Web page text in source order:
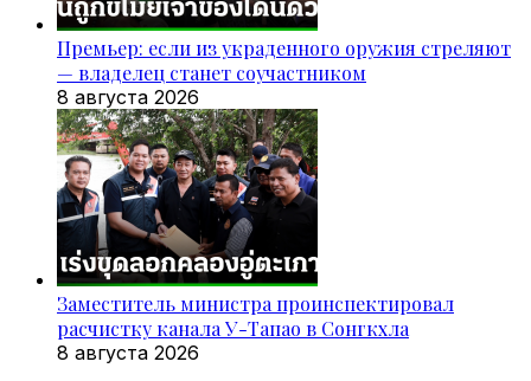
Премьер: если из украденного оружия стреляют
— владелец станет соучастником
8 августа 2026
Заместитель министра проинспектировал
расчистку канала У-Тапао в Сонгкхла
8 августа 2026